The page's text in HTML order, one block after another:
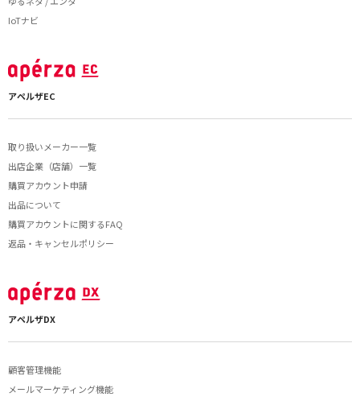
IoTナビ
アペルザEC
取り扱いメーカー一覧
出店企業（店舗）一覧
購買アカウント申請
出品について
購買アカウントに関するFAQ
返品・キャンセルポリシー
アペルザDX
顧客管理機能
メールマーケティング機能